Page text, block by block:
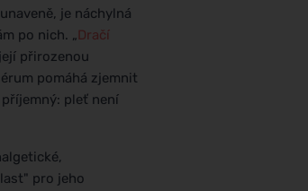
je náchylná
po nich. „Dračí
přirozenou
pomáhá zjemnit
pleť není
pro jeho